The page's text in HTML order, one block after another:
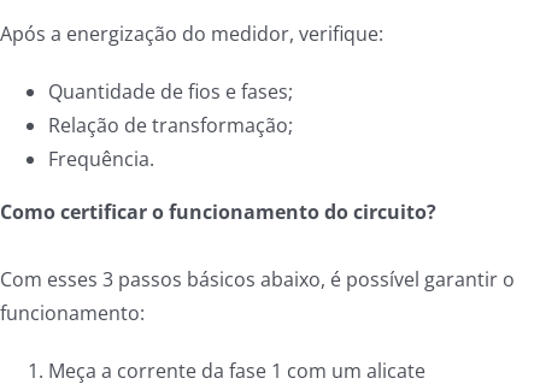
Após a energização do medidor, verifique:
Quantidade de fios e fases;
Relação de transformação;
Frequência.
Como certificar o funcionamento do circuito?
Com esses 3 passos básicos abaixo, é possível garantir o
funcionamento:
Meça a corrente da fase 1 com um alicate